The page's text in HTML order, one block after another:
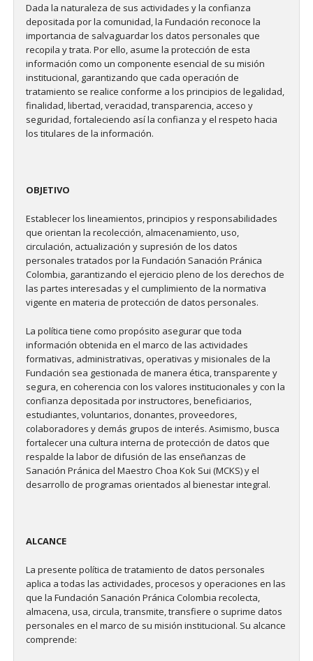
Dada la naturaleza de sus actividades y la confianza
depositada por la comunidad, la Fundación reconoce la
importancia de salvaguardar los datos personales que
recopila y trata. Por ello, asume la protección de esta
información como un componente esencial de su misión
institucional, garantizando que cada operación de
tratamiento se realice conforme a los principios de legalidad,
finalidad, libertad, veracidad, transparencia, acceso y
seguridad, fortaleciendo así la confianza y el respeto hacia
los titulares de la información.
OBJETIVO
Establecer los lineamientos, principios y responsabilidades
que orientan la recolección, almacenamiento, uso,
circulación, actualización y supresión de los datos
personales tratados por la Fundación Sanación Pránica
Colombia, garantizando el ejercicio pleno de los derechos de
las partes interesadas y el cumplimiento de la normativa
vigente en materia de protección de datos personales.
La política tiene como propósito asegurar que toda
información obtenida en el marco de las actividades
formativas, administrativas, operativas y misionales de la
Fundación sea gestionada de manera ética, transparente y
segura, en coherencia con los valores institucionales y con la
confianza depositada por instructores, beneficiarios,
estudiantes, voluntarios, donantes, proveedores,
colaboradores y demás grupos de interés. Asimismo, busca
fortalecer una cultura interna de protección de datos que
respalde la labor de difusión de las enseñanzas de
Sanación Pránica del Maestro Choa Kok Sui (MCKS) y el
desarrollo de programas orientados al bienestar integral.
ALCANCE
La presente política de tratamiento de datos personales
aplica a todas las actividades, procesos y operaciones en las
que la Fundación Sanación Pránica Colombia recolecta,
almacena, usa, circula, transmite, transfiere o suprime datos
personales en el marco de su misión institucional. Su alcance
comprende: